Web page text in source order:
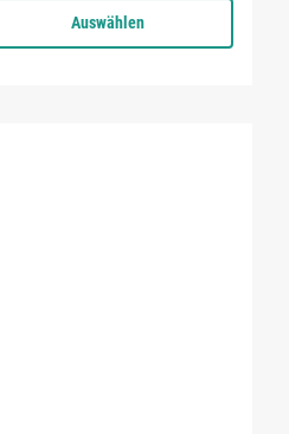
Auswählen